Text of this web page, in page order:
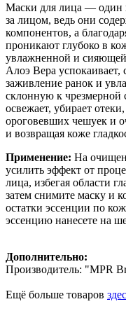
Маски для лица — один
за лицом, ведь они
компонентов, а
проникают глубоко в
увлажненной и
Алоэ Вера успокаивает,
заживление ранок и
склонную к чрезмерной
освежает, убирает
ороговевших чешуек и
и возвращая коже
Применение: На
усилить эффект от
лица, избегая области
затем снимите маску и
остатки эссенции по
эссенцию нанесете на
Дополнительно:
Производитель: "MPR
Ещё больше товаров